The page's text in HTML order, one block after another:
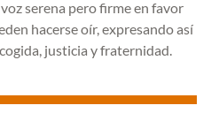
serena pero firme en favor
hacerse oír, expresando así
justicia y fraternidad.